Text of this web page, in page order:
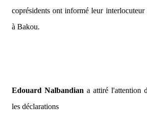
coprésidents ont informé leur interlocuteur
à Bakou.
Edouard Nalbandian a attiré l'attention
les déclarations